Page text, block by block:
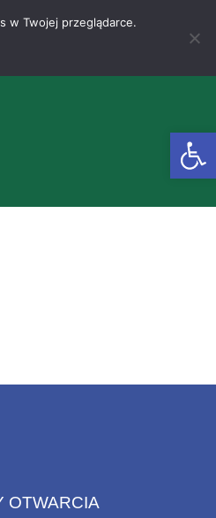
OTWARCIA
w Twojej przeglądarce.